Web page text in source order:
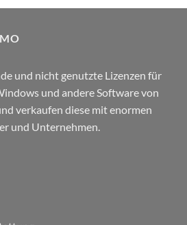
und nicht genutzte Lizenzen für
und andere Software von
verkaufen diese mit enormen
und Unternehmen.